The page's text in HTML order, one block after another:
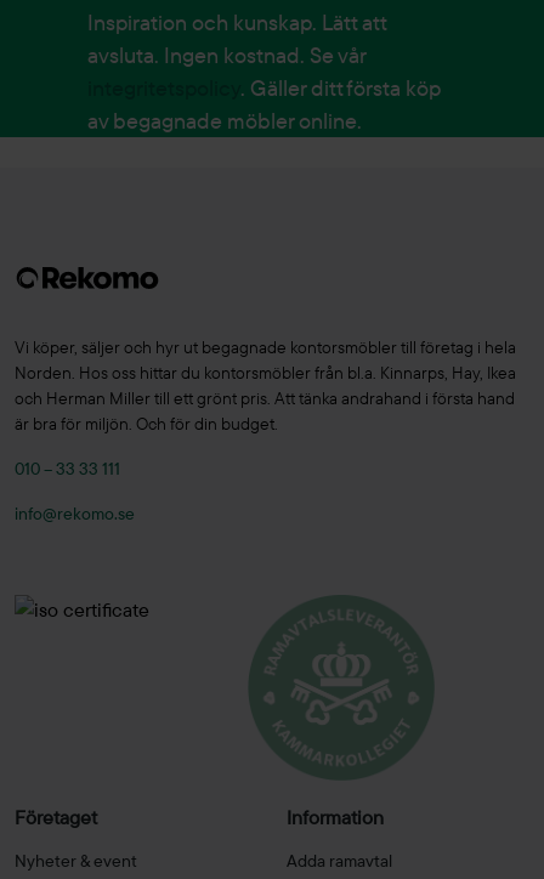
Inspiration och kunskap. Lätt att
avsluta. Ingen kostnad. Se vår
. Gäller ditt första köp
av begagnade möbler online.
Vi köper, säljer och hyr ut begagnade kontorsmöbler till företag i hela
Norden. Hos oss hittar du kontorsmöbler från bl.a. Kinnarps, Hay, Ikea
och Herman Miller till ett grönt pris. Att tänka andrahand i första hand
är bra för miljön. Och för din budget.
010 – 33 33 111
info@rekomo.se
Företaget
Nyheter & event
Information
Adda ramavtal